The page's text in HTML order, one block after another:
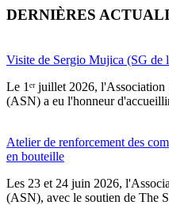
DERNIÈRES
Visite de Sergio Mujica (SG de
Le 1ᵉʳ juillet 2026,
(ASN) a eu l'honneur
Atelier de renforcement des
en bouteille
Les 23 et 24 juin 2026,
(ASN), avec le soutien de The